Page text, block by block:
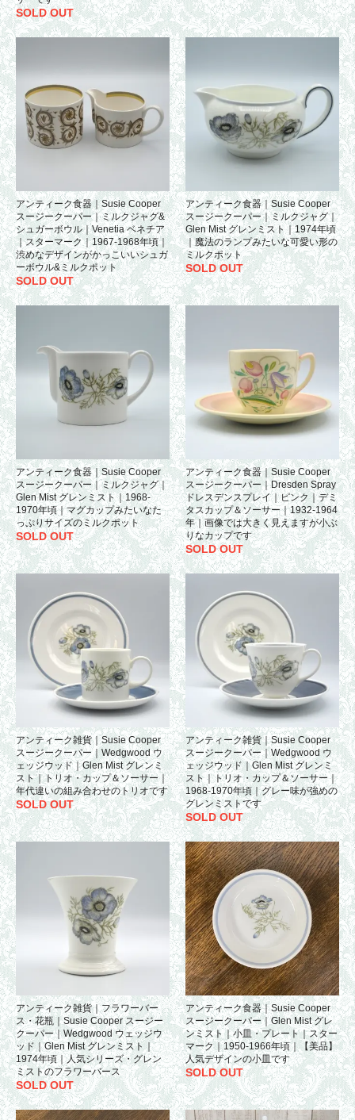
SOLD OUT
アンティーク食器｜Susie Cooper
スージークーパー｜ミルクジャグ&
シュガーボウル｜Venetia ベネチア
｜スターマーク｜1967-1968年頃｜
渋めなデザインがかっこいいシュガ
ーボウル&ミルクポット
SOLD OUT
アンティーク食器｜Susie Cooper
スージークーパー｜ミルクジャグ｜
Glen Mist グレンミスト｜1974年頃
｜魔法のランプみたいな可愛い形の
ミルクポット
SOLD OUT
アンティーク食器｜Susie Cooper
スージークーパー｜ミルクジャグ｜
Glen Mist グレンミスト｜1968-
1970年頃｜マグカップみたいなた
っぷりサイズのミルクポット
SOLD OUT
アンティーク食器｜Susie Cooper
スージークーパー｜Dresden Spray
ドレスデンスプレイ｜ピンク｜デミ
タスカップ＆ソーサー｜1932-1964
年｜画像では大きく見えますが小ぶ
りなカップです
SOLD OUT
アンティーク雑貨｜Susie Cooper
スージークーパー｜Wedgwood ウ
ェッジウッド｜Glen Mist グレンミ
スト｜トリオ・カップ＆ソーサー｜
年代違いの組み合わせのトリオです
SOLD OUT
アンティーク雑貨｜Susie Cooper
スージークーパー｜Wedgwood ウ
ェッジウッド｜Glen Mist グレンミ
スト｜トリオ・カップ＆ソーサー｜
1968-1970年頃｜グレー味が強めの
グレンミストです
SOLD OUT
アンティーク雑貨｜フラワーバー
ス・花瓶｜Susie Cooper スージー
クーパー｜Wedgwood ウェッジウ
ッド｜Glen Mist グレンミスト｜
1974年頃｜人気シリーズ・グレン
ミストのフラワーバース
SOLD OUT
アンティーク食器｜Susie Cooper
スージークーパー｜Glen Mist グレ
ンミスト｜小皿・プレート｜スター
マーク｜1950-1966年頃｜【美品】
人気デザインの小皿です
SOLD OUT